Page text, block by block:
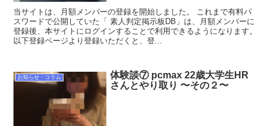
当サイトは、月額メンバーの登録を開始しました。 これまで有料パ
スワードで公開していた「 素人判定掲示板DB」は、月額メンバーに
登録後、本サイトにログインすることで利用できるようになります。
以下登録ページより登録いただくと、登...
お知らせ・コラム
体験談⑦ pcmax 22歳大学生HR
さんとやり取り 〜その２〜